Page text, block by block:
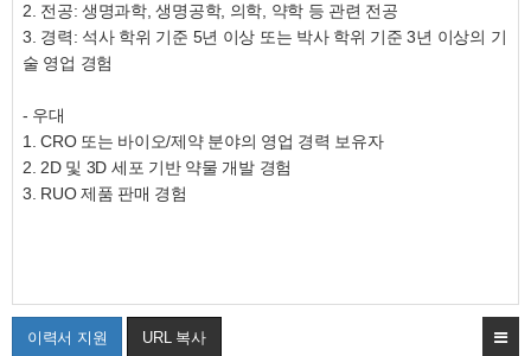
2. 전공: 생명과학, 생명공학, 의학, 약학 등 관련 전공
3. 경력: 석사 학위 기준 5년 이상 또는 박사 학위 기준 3년 이상의 기
술 영업 경험
- 우대
1. CRO 또는 바이오/제약 분야의 영업 경력 보유자
2. 2D 및 3D 세포 기반 약물 개발 경험
3. RUO 제품 판매 경험
이력서 지원 URL 복사